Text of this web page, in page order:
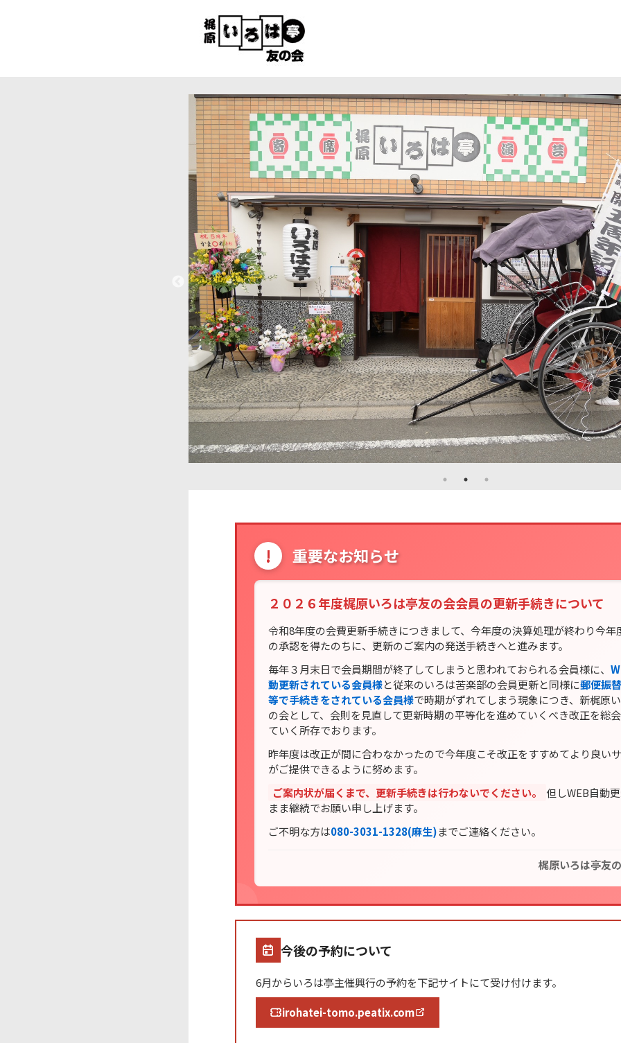
! 重要なお知らせ
２０２６年度梶原いろは亭友の会会員の更新手続きについて
令和8年度の会費更新手続きにつきまして、今年度の決算処理が終わり今年
の承認を得たのちに、更新のご案内の発送手続きへと進みます。
毎年３月末日で会員期間が終了してしまうと思われておられる会員様に、
動更新されている会員様と従来のいろは苦楽部の会員更新と同様に郵便振
等で手続きをされている会員様で時期がずれてしまう現象につき、新梶原
の会として、会則を見直して更新時期の平等化を進めていくべき改正を総
ていく所存でおります。
昨年度は改正が間に合わなかったので今年度こそ改正をすすめてより良い
がご提供できるように努めます。
ご案内状が届くまで、更新手続きは行わないでください。
但しWEB自動
まま継続でお願い申し上げます。
ご不明な方は080-3031-1328(麻生)までご連絡ください。
梶原いろは亭友
今後の予約について
6月からいろは亭主催興行の予約を下記サイトにて受け付けます。
irohatei-tomo.peatix.com